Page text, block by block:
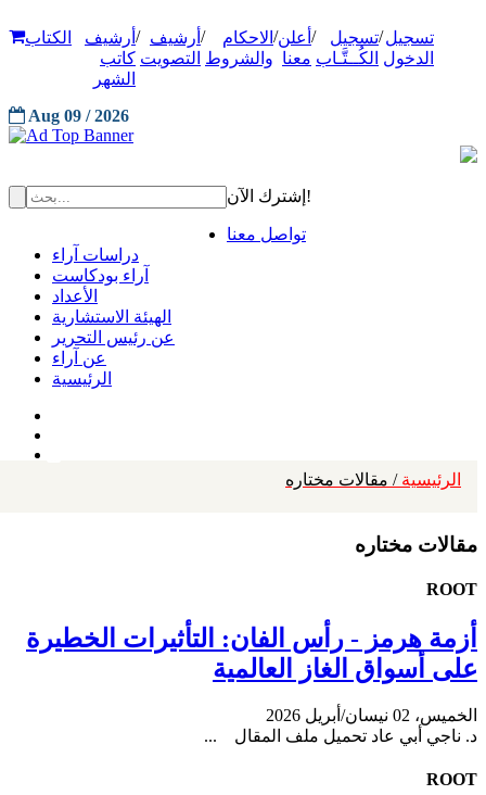
تسجيل
الدخول
/تسجيل
الكُــتَّـاب
/ أعلن
معنا
/ الاحكام
والشروط
/ أرشيف
التصويت
/ أرشيف
كاتب
الشهر
الكتاب
Aug 09 / 2026
إشترك الآن!
تواصل معنا
دراسات آراء
آراء بودكاست
الأعداد
الهيئة الاستشارية
عن رئيس التحرير
عن آراء
الرئيسية
الرئيسية / مقالات مختاره
مقالات مختاره
ROOT
أزمة هرمز - رأس الفان: التأثيرات الخطيرة
على أسواق الغاز العالمية
الخميس، 02 نيسان/أبريل 2026
د. ناجي أبي عاد تحميل ملف المقال ...
ROOT